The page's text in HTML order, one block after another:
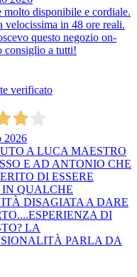
molto disponibile e cordiale.
velocissima in 48 ore reali.
questo negozio on-
consiglio a tutti!
verificato
2026
A LUCA MAESTRO
E AD ANTONIO CHE
DI ESSERE
IN QUALCHE
DISAGIATA A DARE
DI
LA
PARLA DA